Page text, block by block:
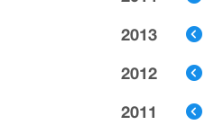
2013
2012
2011